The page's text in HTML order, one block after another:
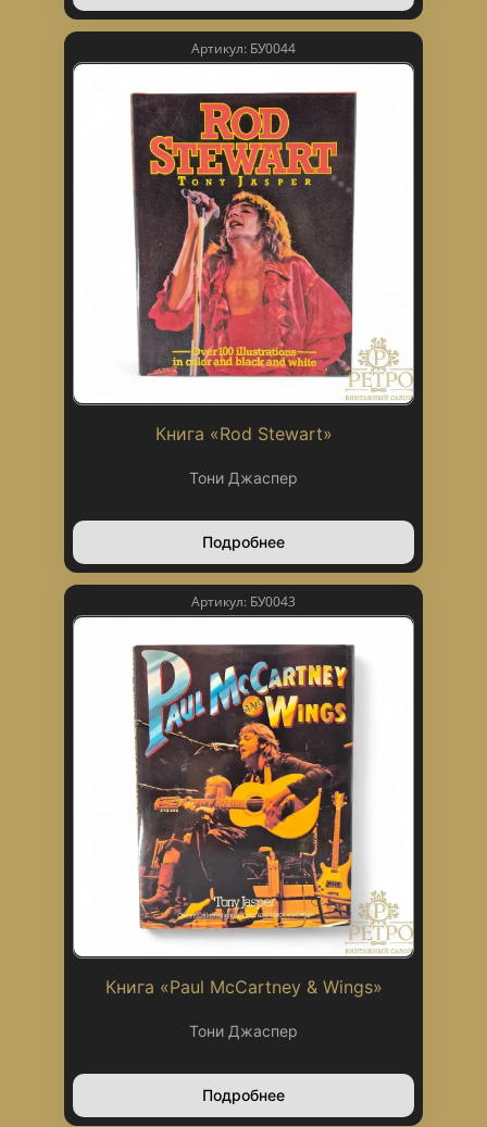
Артикул: БУ0044
Книга «Rod Stewart»
Тони Джаспер
Подробнее
Артикул: БУ0043
Книга «Paul McCartney & Wings»
Тони Джаспер
Подробнее